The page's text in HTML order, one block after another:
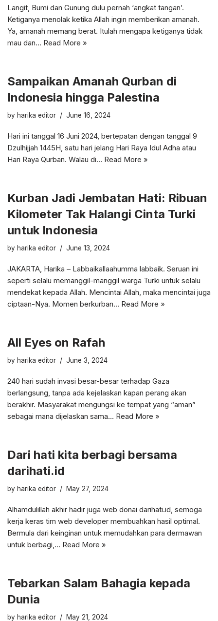
Langit, Bumi dan Gunung dulu pernah ‘angkat tangan’.
Ketiganya menolak ketika Allah ingin memberikan amanah.
Ya, amanah memang berat. Itulah mengapa ketiganya tidak
mau dan… Read More »
Sampaikan Amanah Qurban di
Indonesia hingga Palestina
by harika editor June 16, 2024
Hari ini tanggal 16 Juni 2024, bertepatan dengan tanggal 9
Dzulhijjah 1445H, satu hari jelang Hari Raya Idul Adha atau
Hari Raya Qurban. Walau di… Read More »
Kurban Jadi Jembatan Hati: Ribuan
Kilometer Tak Halangi Cinta Turki
untuk Indonesia
by harika editor June 13, 2024
JAKARTA, Harika – Labbaikallaahumma labbaik. Seruan ini
seperti selalu memanggil-manggil warga Turki untuk selalu
mendekat kepada Allah. Mencintai Allah, maka mencintai juga
ciptaan-Nya. Momen berkurban… Read More »
All Eyes on Rafah
by harika editor June 3, 2024
240 hari sudah invasi besar-besar terhadap Gaza
berlangsung, tanpa ada kejelaskan kapan perang akan
berakhir. Masyarakat mengungsi ke tempat yang “aman”
sebagai mana dijelaskan sama… Read More »
Dari hati kita berbagi bersama
darihati.id
by harika editor May 27, 2024
Alhamdulillah akhir hadir juga web donai darihati.id, semoga
kerja keras tim web developer membuahkan hasil optimal.
Bermula dari keinginan untuk memudahkan para dermawan
untuk berbagi,… Read More »
Tebarkan Salam Bahagia kepada
Dunia
by harika editor May 21, 2024